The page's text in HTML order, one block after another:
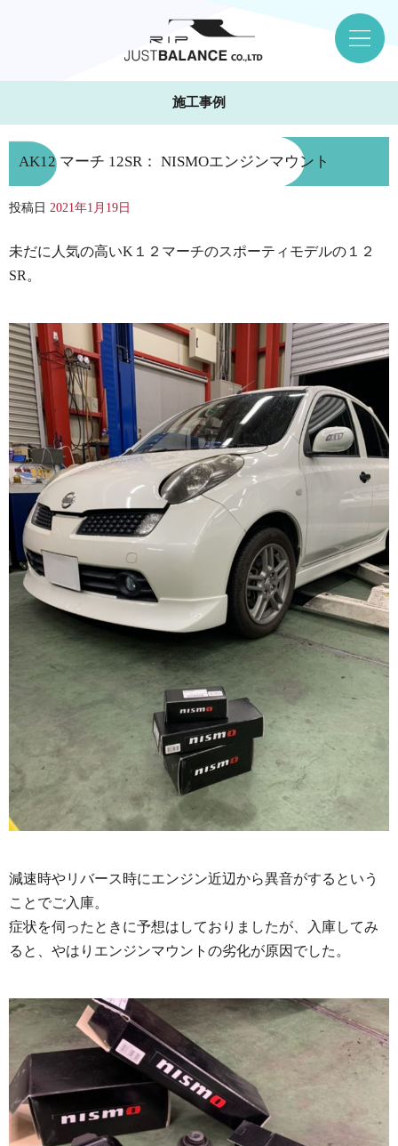
施工事例
AK12 マーチ 12SR： NISMOエンジンマウント
投稿日 2021年1月19日
未だに人気の高いK１２マーチのスポーティモデルの１２
SR。
減速時やリバース時にエンジン近辺から異音がするという
ことでご入庫。
症状を伺ったときに予想はしておりましたが、入庫してみ
ると、やはりエンジンマウントの劣化が原因でした。